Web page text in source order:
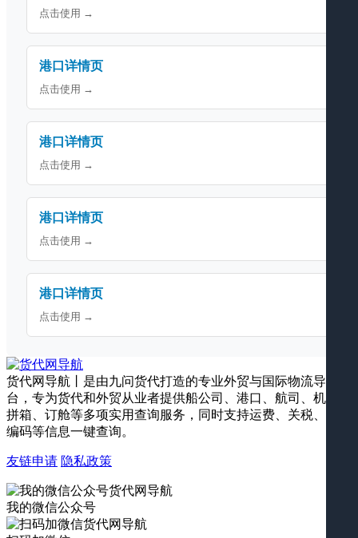
点击使用 →
港口详情页
点击使用 →
港口详情页
点击使用 →
港口详情页
点击使用 →
港口详情页
点击使用 →
货代网导航丨是由九问货代打造的专业外贸与国际物流导航平
台，专为货代和外贸从业者提供船公司、港口、航司、机场、
拼箱、订舱等多项实用查询服务，同时支持运费、关税、海关
编码等信息一键查询。
友链申请 隐私政策
我的微信公众号